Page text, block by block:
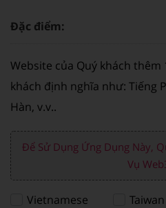
Đặc điểm:
Website của Quý khách
khách định nghĩa như: Tiếng
Hàn, v.v..
Để Sử Dụng Ứng Dụng Này,
Vụ
Vietnamese Taiwan